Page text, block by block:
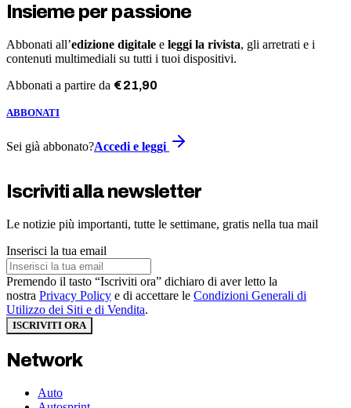
Insieme per passione
Abbonati all’edizione digitale e leggi la rivista, gli arretrati e i
contenuti multimediali su tutti i tuoi dispositivi.
Abbonati a partire da €21,90
ABBONATI
Sei già abbonato?Accedi e leggi
Iscriviti alla newsletter
Le notizie più importanti, tutte le settimane, gratis nella tua mail
Inserisci la tua email
Premendo il tasto “Iscriviti ora” dichiaro di aver letto la
nostra Privacy Policy e di accettare le Condizioni Generali di
Utilizzo dei Siti e di Vendita.
ISCRIVITI ORA
Network
Auto